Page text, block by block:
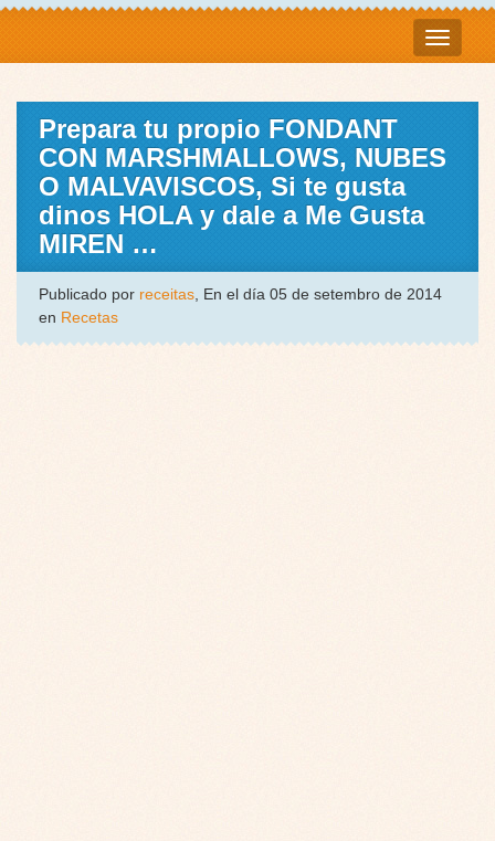
Prepara tu propio FONDANT
CON MARSHMALLOWS, NUBES
O MALVAVISCOS, Si te gusta
dinos HOLA y dale a Me Gusta
MIREN …
Publicado por receitas, En el día 05 de setembro de 2014
en Recetas